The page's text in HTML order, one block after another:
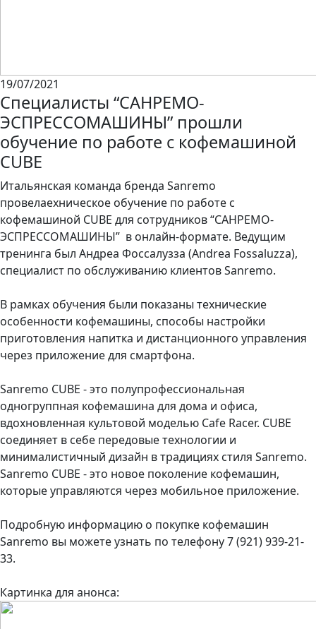
19/07/2021
Специалисты “САНРЕМО-
ЭСПРЕССОМАШИНЫ” прошли
обучение по работе с кофемашиной
CUBE
Итальянская команда бренда Sanremo
провелаехническое обучение по работе с
кофемашиной CUBE для сотрудников “САНРЕМО-
ЭСПРЕССОМАШИНЫ” в онлайн-формате. Ведущим
тренинга был Андреа Фоссалузза (Andrea Fossaluzza),
специалист по обслуживанию клиентов Sanremo.
В рамках обучения были показаны технические
особенности кофемашины, способы настройки
приготовления напитка и дистанционного управления
через приложение для смартфона.
Sanremo CUBE - это полупрофессиональная
одногруппная кофемашина для дома и офиса,
вдохновленная культовой моделью Cafe Racer. CUBE
соединяет в себе передовые технологии и
минималистичный дизайн в традициях стиля Sanremo.
Sanremo CUBE - это новое поколение кофемашин,
которые управляются через мобильное приложение.
Подробную информацию о покупке кофемашин
Sanremo вы можете узнать по телефону 7 (921) 939-21-
33.
Картинка для анонса: